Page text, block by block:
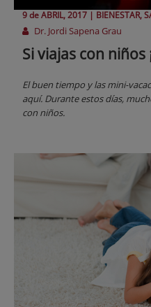
9 deABRIL, 2017 | BIENESTAR,
Dr. Jordi Sapena Grau
Si viajas con niños
El buen tiempo y las mini-
aquí. Durante estos días,
con niños.